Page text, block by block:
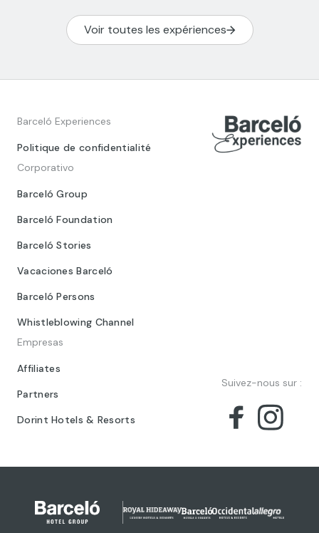
Voir toutes les expériences
Barceló Experiences
Politique de confidentialité
Corporativo
Barceló Group
Barceló Foundation
Barceló Stories
Vacaciones Barceló
Barceló Persons
Whistleblowing Channel
Empresas
Affiliates
Partners
Dorint Hotels & Resorts
Suivez-nous sur :